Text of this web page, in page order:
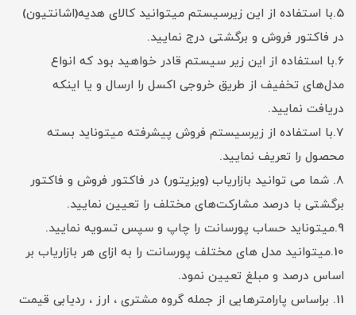
5.با استفاده از این زیرسیستم میتوانید کالای هدیه(اشانتیون)
در فاکتور فروش و برگشتی درج نمایید.
6.با استفاده از این زیر سیستم قادر خواهید بود که انواع
مدل‌های تخفیف از طریق خروجی اکسل را ارسال و یا اینکه
دریافت نمایید.
7.با استفاده از زیرسیستم فروش پیشرفته میتوناید بسته
محصول را تعریف نمایید.
8. شما می توانید بازاریاب (ویزیتور) در فاکتور فروش و فاکتور
برگشتی با درصد مشارکت‌های مختلف را تعیین نمایید.
9.میتوناید حساب پورسانت را چاپ و سپس تسویه نمایید.
10.میتوانید مدل های مختلف پورسانت را به ازای هر بازاریاب بر
اساس درصد و مبلغ تعیین نمود.
11. براساس پارامترهایی از جمله گروه مشتری ، ارز ، ردیابی قیمت